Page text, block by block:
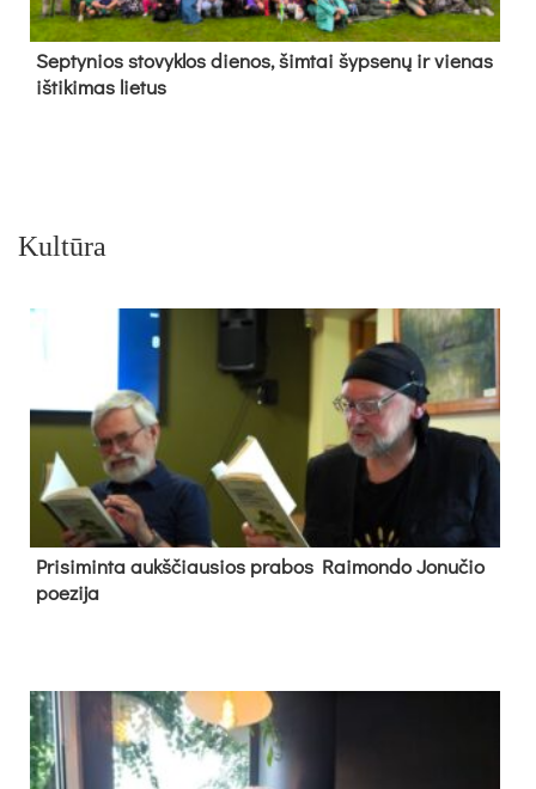
Sep­ty­nios sto­vyk­los die­nos, šim­tai šyp­se­nų ir vie­nas
iš­ti­ki­mas lie­tus
Kultūra
Pri­si­min­ta aukš­čiau­sios pra­bos Rai­mon­do Jo­nu­čio
poe­zi­ja